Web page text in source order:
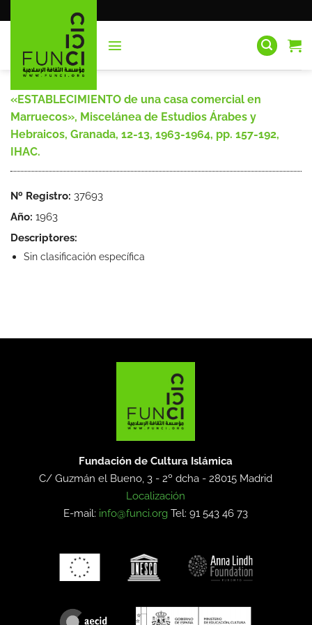
al
«ESTABLECIMIENTO de una casa comercial en
Marruecos», Miscelánea de Estudios Árabes y
Hebraicos, Granada, 12-13, 1963-1964, pp. 157-192,
IHAC.
Nº Registro: 37693
Año: 1963
Descriptores:
Sin clasificación específica
Fundación de Cultura Islámica
C/ Guzmán el Bueno, 3 - 2º dcha -28015 Madrid
Localización
E-mail: info@funci.org Tel: 91 543 46 73